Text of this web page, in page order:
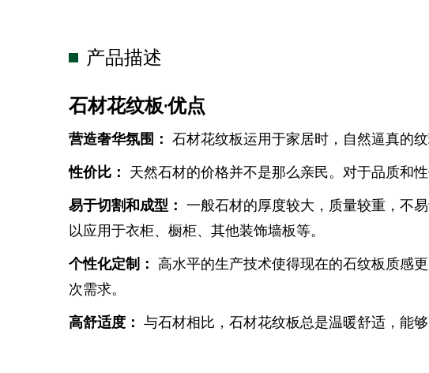
产品描述
石材花纹板·优点
营造奢华氛围： 石材花纹板运用于家居时，自然逼真的
性价比： 天然石材的价格并不是那么亲民。对于品质和
易于切割和成型： 一般石材的厚度较大，质量较重，不
以应用于衣柜、橱柜、其他装饰墙板等。
个性化定制： 高水平的生产技术使得现在的石纹板质感
次需求。
高舒适度： 与石材相比，石材花纹板总是温暖舒适，能